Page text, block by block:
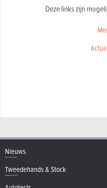
Deze links zijn
Nieuws
Tweedehands & Stock